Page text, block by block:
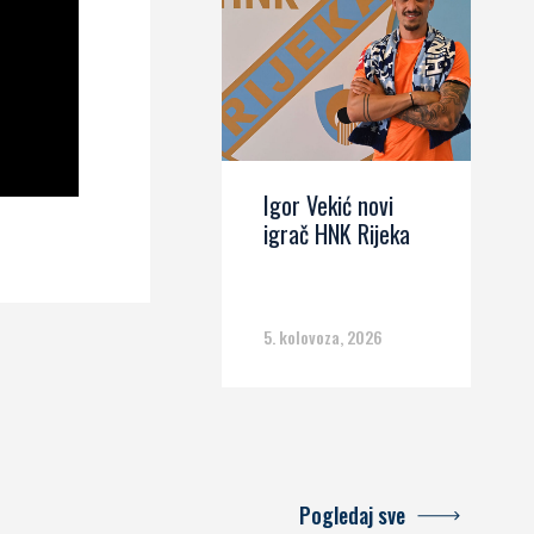
Igor Vekić novi
igrač HNK Rijeka
5. kolovoza, 2026
Pogledaj sve